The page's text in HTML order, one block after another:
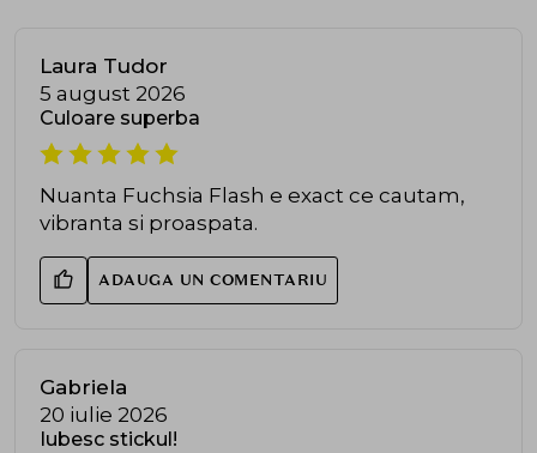
Laura Tudor
5 august 2026
Culoare superba
Nuanta Fuchsia Flash e exact ce cautam,
vibranta si proaspata.
ADAUGA UN COMENTARIU
Gabriela
20 iulie 2026
Iubesc stickul!